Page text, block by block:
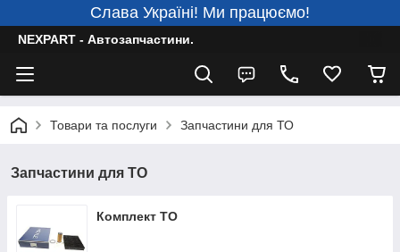
Слава Україні! Ми працюємо!
NEXPART - Автозапчастини.
Товари та послуги Запчастини для ТО
Запчастини для ТО
Комплект ТО